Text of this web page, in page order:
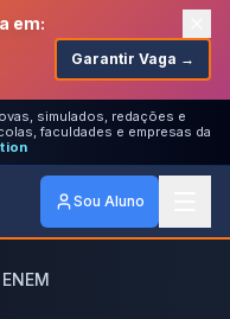
em:
Garantir Vaga →
simulados, redações e
faculdades e empresas da
Sou Aluno